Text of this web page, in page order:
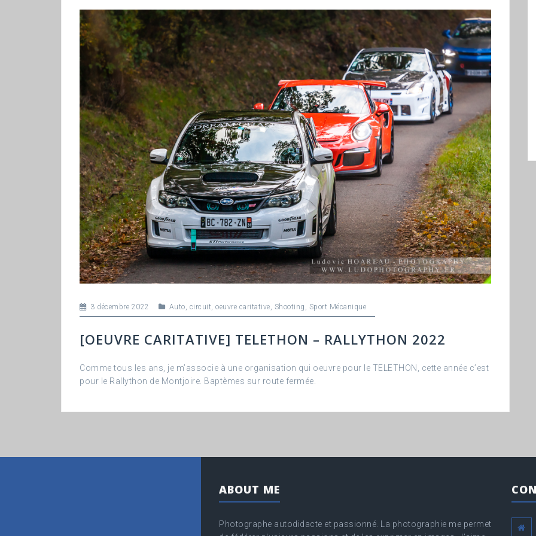
3 décembre 2022 Auto, circuit, oeuvre caritative, Shooting , Sport Mécanique
[OEUVRE CARITATIVE] TELETHON – RALLYTHON 2022
Comme tous les ans, je m’associe à une organisation qui oeuvre pour le TELETHON, cette année c’est
pour le Rallython de Montjoire. Baptèmes sur route fermée.
ABOUT ME
Photographe autodidacte et passionné. La photographie me permet